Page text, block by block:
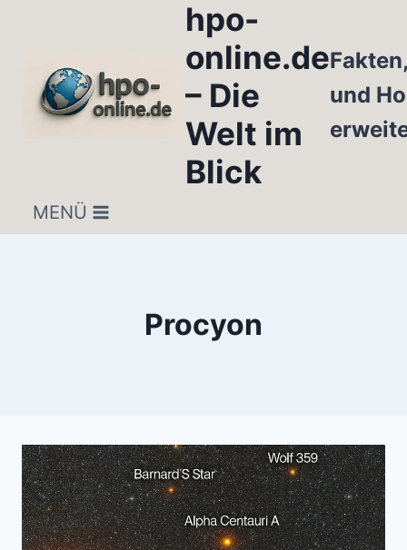
hpo-
online.de
– Die
Welt im
Blick
und
MENÜ
Procyon